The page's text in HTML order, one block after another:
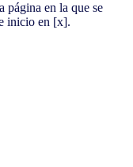
página en la que se
inicio en [x].